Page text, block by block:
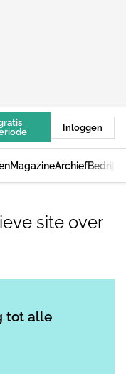
Inloggen
MagazineArchief
site over
tot alle